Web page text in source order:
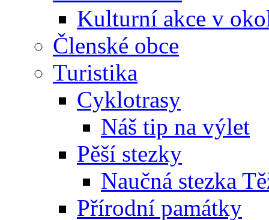
Kulturní akce v
Členské obce
Turistika
Cyklotrasy
Náš tip na výlet
Pěší stezky
Naučná stezka
Přírodní památky